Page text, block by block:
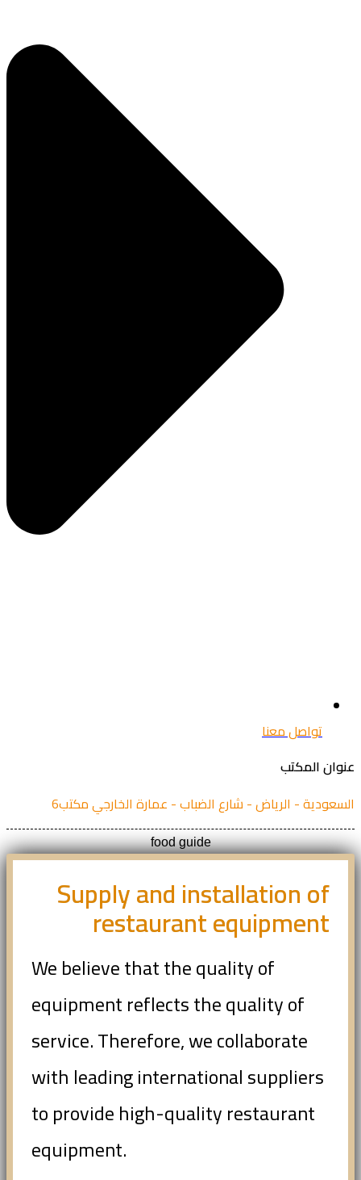
تواصل معنا
المكتب
- الرياض - شارع الضباب - عمارة الخارجي مكتب6
food guide
Supply and installation of
restaurant equipment
We believe that the quality of
equipment reflects the quality of
service. Therefore, we collaborate
with leading international suppliers
to provide high-quality restaurant
equipment.